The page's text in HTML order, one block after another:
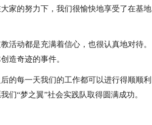
家的努力下，我们很愉快地享受了在基地
活动都是充满着信心，也很认真地对待。
造奇迹的事件。
的每一天我们的工作都可以进行得顺顺利
们“梦之翼”社会实践队取得圆满成功。